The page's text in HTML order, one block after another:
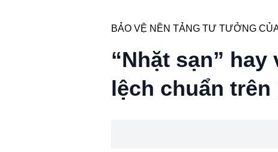
BẢO VỆ NỀN TẢNG TƯ TƯỞNG
“Nhặt sạn”
lệch chuẩn trên